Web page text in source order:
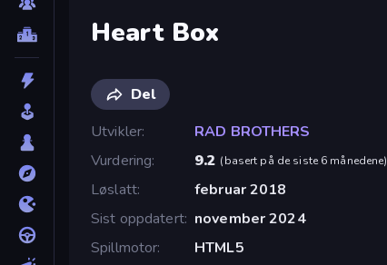
Heart Box
Del
Utvikler
RAD BROTHERS
Vurdering
9.2 (basert på de siste 6 månedene)
Løslatt
februar 2018
Sist oppdatert november 2024
Spillmotor
HTML5